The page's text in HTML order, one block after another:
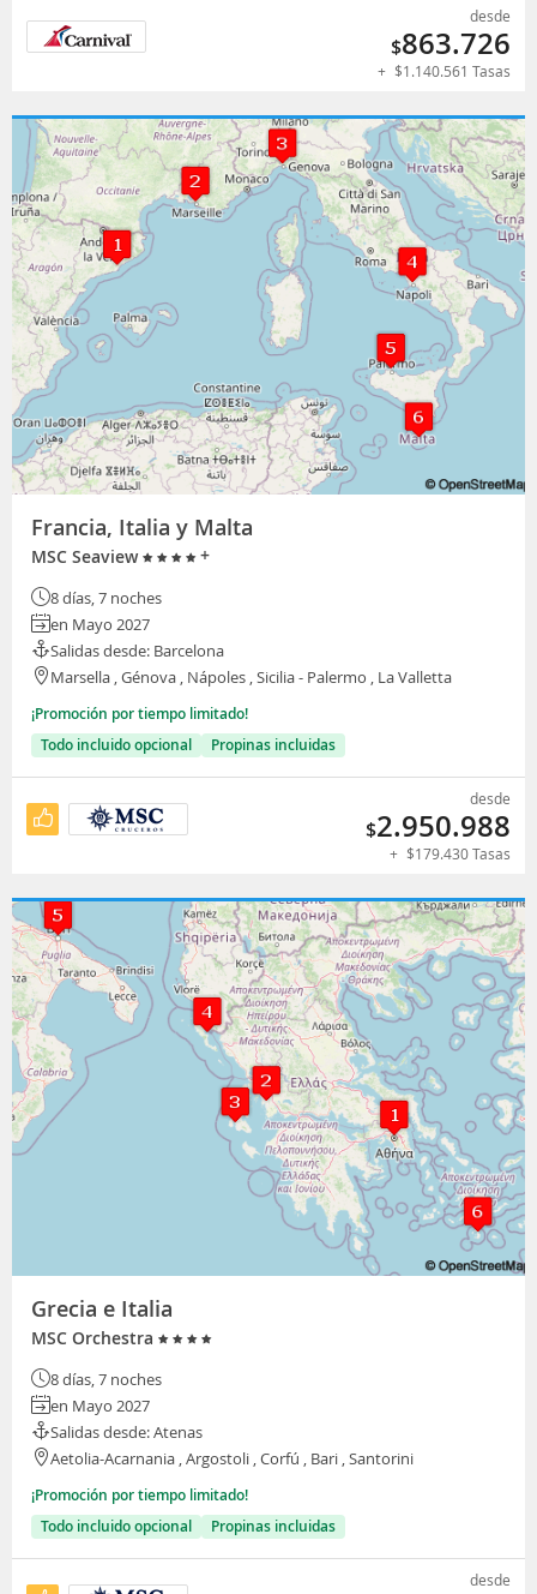
desde
$863.726
+ $1.140.561 Tasas
Francia, Italia y Malta
MSC Seaview +
8 días, 7 noches
en Mayo 2027
Salidas desde: Barcelona
Marsella , Génova , Nápoles , Sicilia - Palermo , La Valletta
¡Promoción por tiempo limitado!
Todo incluido opcional
Propinas incluidas
desde
$2.950.988
+ $179.430Tasas
Grecia e Italia
MSC Orchestra
8 días, 7 noches
en Mayo 2027
Salidas desde: Atenas
Aetolia-Acarnania , Argostoli , Corfú , Bari , Santorini
¡Promoción por tiempo limitado!
Todo incluido opcional
Propinas incluidas
desde